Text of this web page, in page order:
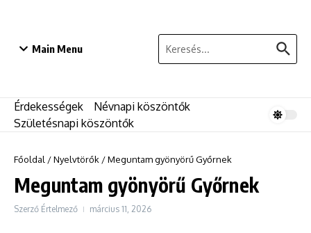
Main Menu
Keresés:
Érdekességek
Névnapi köszöntők
Születésnapi köszöntők
Főoldal /Nyelvtörők /Meguntam gyönyörű Győrnek
Meguntam gyönyörű Győrnek
Szerző Értelmező március 11, 2026